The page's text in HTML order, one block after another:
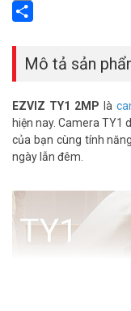
Email
Mô tả sản
EZVIZ TY1 2MP là
hiện nay. Camera TY1
của bạn cùng tính
ngày lẫn đêm.